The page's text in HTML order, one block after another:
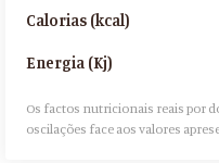
Calorias (kcal)
Energia (Kj)
Os factos nutricionais reais por
oscilações face aos valores